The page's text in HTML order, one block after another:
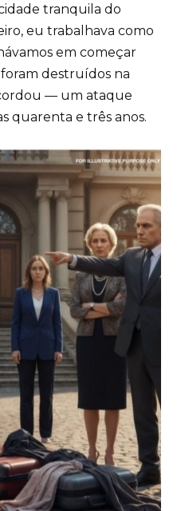
tranquila do
eu trabalhava como
em começar
foram destruídos na
— um ataque
quarenta e três anos.